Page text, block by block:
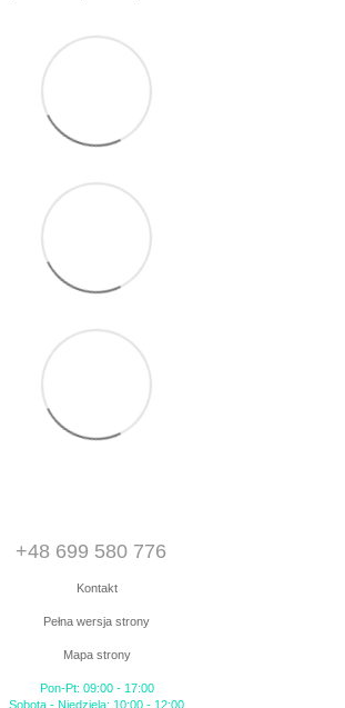
+48 699 580 776
Kontakt
Pełna wersja strony
Mapa strony
Pon-Pt: 09:00 - 17:00
Sobota - Niedziela: 10:00 - 12:00